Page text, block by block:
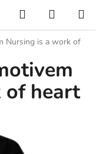
Hledat
KOŠÍK
Nursing is a work of
of heart